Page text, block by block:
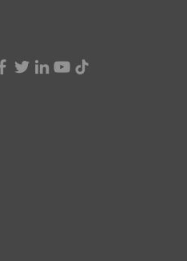
상 끝에서, 너와 나